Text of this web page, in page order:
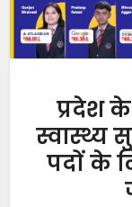
प्रदेश
स्वास्थ्य
पदों के